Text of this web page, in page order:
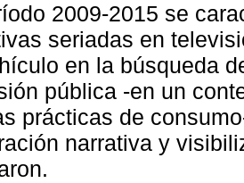
2009-2015 se
seriadas en
en la búsqueda
pública -en un
prácticas de
narrativa y